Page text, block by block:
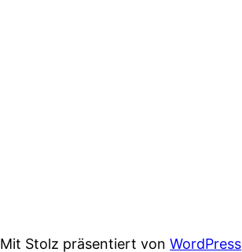
Mit Stolz präsentiert vonWordPress